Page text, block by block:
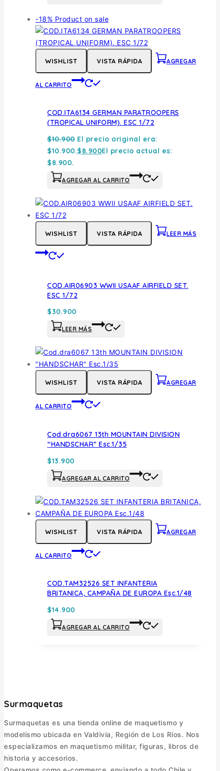
-18% Product on sale
WISHLIST VISTA RÁPIDA AGREGAR
AL CARRITO
COD.ITA6134 GERMAN PARATROOPERS
(TROPICAL UNIFORM). ESC 1/72
$10.900 El precio original era:
$10.900.$8.900El precio actual es:
$8.900.
AGREGAR AL CARRITO
WISHLIST VISTA RÁPIDA LEER MÁS
COD.AIR06903 WWII USAAF AIRFIELD SET.
ESC 1/72
$30.900
LEER MÁS
WISHLIST VISTA RÁPIDA AGREGAR
AL CARRITO
Cod.dra6067 13th MOUNTAIN DIVISION
“HANDSCHAR” Esc.1/35
$13.900
AGREGAR AL CARRITO
WISHLIST VISTA RÁPIDA AGREGAR
AL CARRITO
COD.TAM32526 SET INFANTERIA
BRITANICA, CAMPAÑA DE EUROPA Esc.1/48
$14.900
AGREGAR AL CARRITO
Surmaquetas
Surmaquetas es una tienda online de maquetismo y
modelismo ubicada en Valdivia, Región de Los Ríos. Nos
especializamos en maquetismo militar, figuras, libros de
historia y accesorios.